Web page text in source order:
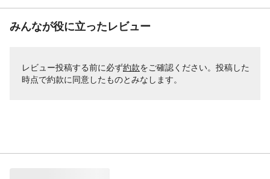
みんなが役に立ったレビュー
レビュー投稿する前に必ず約款をご確認ください。投稿した
時点で約款に同意したものとみなします。